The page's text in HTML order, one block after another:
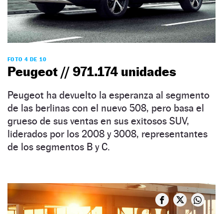
FOTO 4 DE 10
Peugeot // 971.174 unidades
Peugeot ha devuelto la esperanza al segmento
de las berlinas con el nuevo 508, pero basa el
grueso de sus ventas en sus exitosos SUV,
liderados por los 2008 y 3008, representantes
de los segmentos B y C.